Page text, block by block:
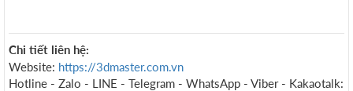
Chi tiết liên hệ:
Website: https://3dmaster.com.vn
Hotline - Zalo - LINE - Telegram - WhatsApp - Viber - Kakaotalk: